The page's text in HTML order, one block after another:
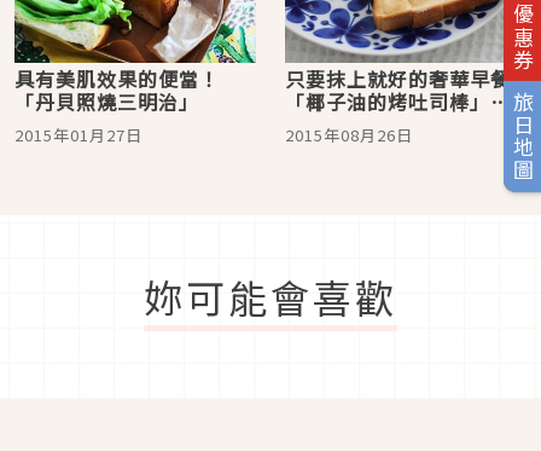
旅日地圖
具有美肌效果的便當！
「丹貝照燒三明治」
2015年01月27日
只要抹上就好的奢華早餐
「椰子油的烤吐司棒」的
作法
2015年08月26日
妳可能會喜歡